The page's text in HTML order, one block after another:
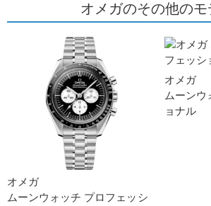
オメガのその他のモ
オメガ
ムーンウォッチ プロフェッシ
オメガ
ムーンウ
ョナ ル